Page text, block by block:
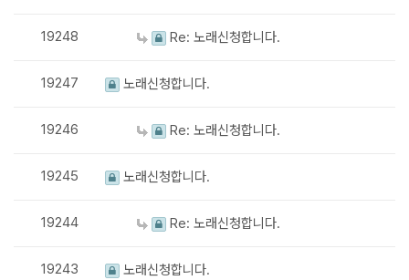
19248 Re: 노래신청합니다.
19247 노래신청합니다.
19246 Re: 노래신청합니다.
19245 노래신청합니다.
19244 Re: 노래신청합니다.
19243 노래신청합니다.